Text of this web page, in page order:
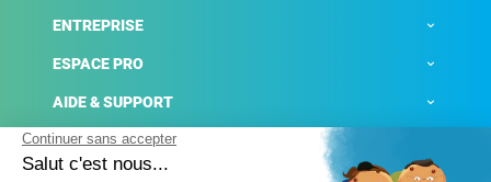
ENTREPRISE
ESPACE PRO
AIDE & SUPPORT
ACTUALITÉS